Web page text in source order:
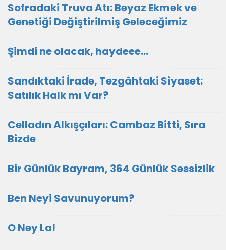
Sofradaki Truva Atı: Beyaz Ekmek ve
Genetiği Değiştirilmiş Geleceğimiz
Şimdi ne olacak, haydeee…
Sandıktaki İrade, Tezgâhtaki Siyaset:
Satılık Halk mı Var?
Celladın Alkışçıları: Cambaz Bitti, Sıra
Bizde
Bir Günlük Bayram, 364 Günlük Sessizlik
Ben Neyi Savunuyorum?
O Ney La!